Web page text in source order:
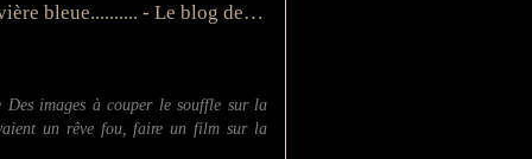
La rivière bleue.......... - Le blog de Papy-bougnat
Des images à couper le souffle sur la
un rêve fou, faire un film sur la